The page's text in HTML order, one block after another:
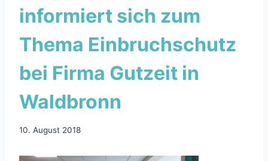
informiert sich zum
Thema Einbruchschutz
bei Firma Gutzeit in
Waldbronn
10. August 2018